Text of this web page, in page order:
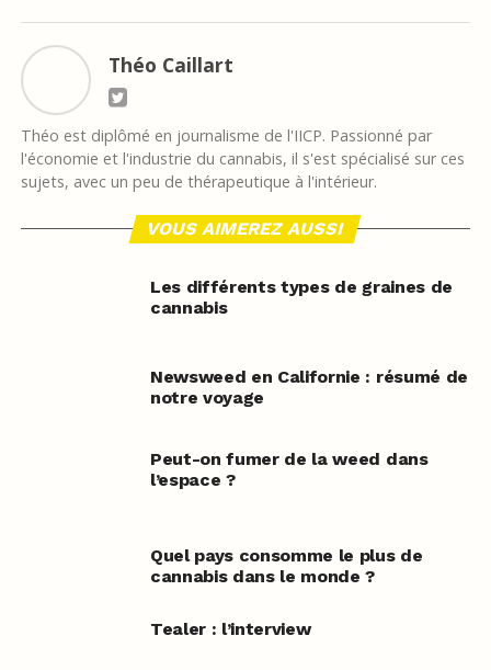
Théo Caillart
Théo est diplômé en journalisme de l'IICP. Passionné par
l'économie et l'industrie du cannabis, il s'est spécialisé sur ces
sujets, avec un peu de thérapeutique à l'intérieur.
VOUS AIMEREZ AUSSI
Les différents types de graines de
cannabis
Newsweed en Californie : résumé de
notre voyage
Peut-on fumer de la weed dans
l’espace ?
Quel pays consomme le plus de
cannabis dans le monde ?
Tealer : l’interview